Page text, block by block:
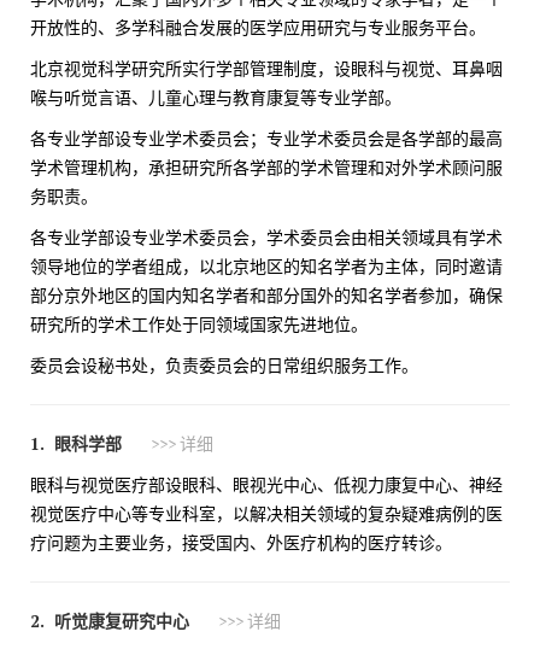
开放性的、多学科融合发展的医学应用研究与专业服务平台。
北京视觉科学研究所实行学部管理制度，设眼科与视觉、耳鼻咽
喉与听觉言语、儿童心理与教育康复等专业学部。
各专业学部设专业学术委员会；专业学术委员会是各学部的最高
学术管理机构，承担研究所各学部的学术管理和对外学术顾问服
务职责。
各专业学部设专业学术委员会，学术委员会由相关领域具有学术
领导地位的学者组成，以北京地区的知名学者为主体，同时邀请
部分京外地区的国内知名学者和部分国外的知名学者参加，确保
研究所的学术工作处于同领域国家先进地位。
委员会设秘书处，负责委员会的日常组织服务工作。
1. 眼科学部 >>> 详细
眼科与视觉医疗部设眼科、眼视光中心、低视力康复中心、神经
视觉医疗中心等专业科室，以解决相关领域的复杂疑难病例的医
疗问题为主要业务，接受国内、外医疗机构的医疗转诊。
2. 听觉康复研究中心 >>> 详细